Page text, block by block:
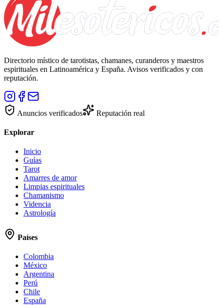
Directorio místico de tarotistas, chamanes, curanderos y maestros
espirituales en Latinoamérica y España. Avisos verificados y con
reputación.
Anuncios verificados Reputación real
Explorar
Inicio
Guías
Tarot
Amarres de amor
Limpias espirituales
Chamanismo
Videncia
Astrología
Países
Colombia
México
Argentina
Perú
Chile
España